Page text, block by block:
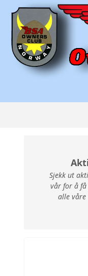
Sjekk ut
vår for å få
alle